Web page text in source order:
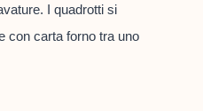
I quadrotti si
con carta forno tra uno